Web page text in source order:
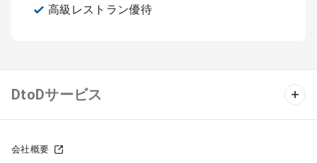
高級レストラン優待
DtoDサービス
会社概要